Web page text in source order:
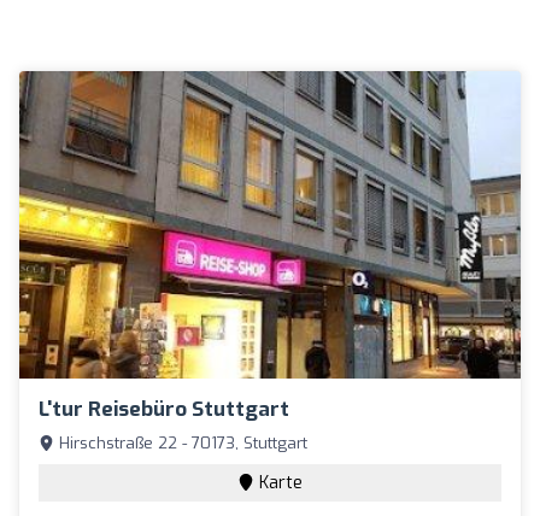
L'tur Reisebüro Stuttgart
Hirschstraße 22 - 70173, Stuttgart
Karte